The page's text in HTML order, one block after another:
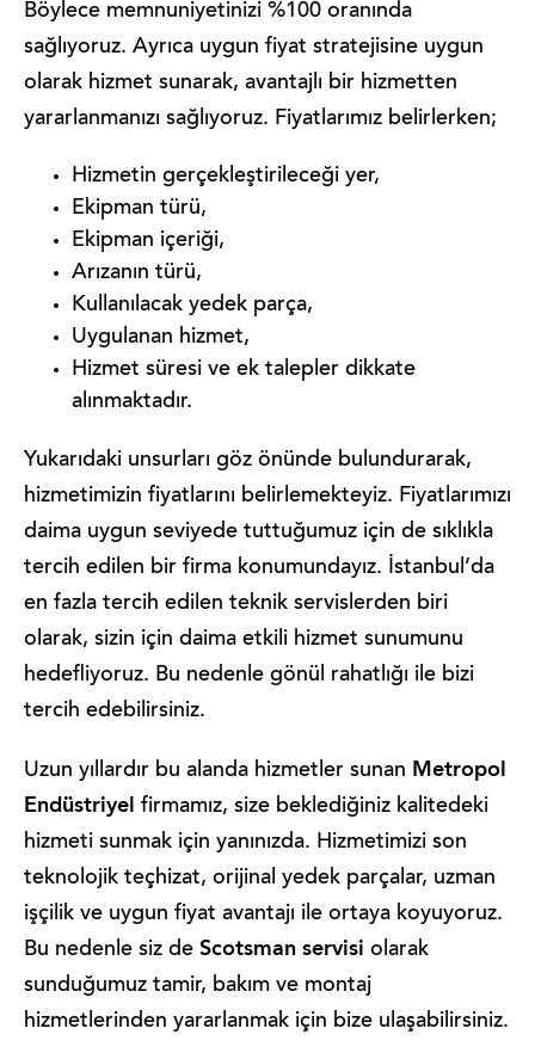
Böylece memnuniyetinizi %100 oranında
sağlıyoruz. Ayrıca uygun fiyat stratejisine uygun
olarak hizmet sunarak, avantajlı bir hizmetten
yararlanmanızı sağlıyoruz. Fiyatlarımız belirlerken;
Hizmetin gerçekleştirileceği yer,
Ekipman türü,
Ekipman içeriği,
Arızanın türü,
Kullanılacak yedek parça,
Uygulanan hizmet,
Hizmet süresi ve ek talepler dikkate
alınmaktadır.
Yukarıdaki unsurları göz önünde bulundurarak,
hizmetimizin fiyatlarını belirlemekteyiz. Fiyatlarımızı
daima uygun seviyede tuttuğumuz için de sıklıkla
tercih edilen bir firma konumundayız. İstanbul’da
en fazla tercih edilen teknik servislerden biri
olarak, sizin için daima etkili hizmet sunumunu
hedefliyoruz. Bu nedenle gönül rahatlığı ile bizi
tercih edebilirsiniz.
Uzun yıllardır bu alanda hizmetler sunan Metropol
Endüstriyel firmamız, size beklediğiniz kalitedeki
hizmeti sunmak için yanınızda. Hizmetimizi son
teknolojik teçhizat, orijinal yedek parçalar, uzman
işçilik ve uygun fiyat avantajı ile ortaya koyuyoruz.
Bu nedenle siz de Scotsman servisi olarak
sunduğumuz tamir, bakım ve montaj
hizmetlerinden yararlanmak için bize ulaşabilirsiniz.